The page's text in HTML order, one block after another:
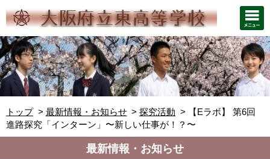
トップ 最新情報・お知らせ 探究活動
【Eラボ】 第6回
進路探究「インターン」〜新しい仕事が！？〜
最新情報・お知らせ